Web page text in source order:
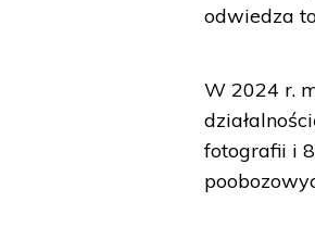
odwiedza
W 2024 r.
fotografii i